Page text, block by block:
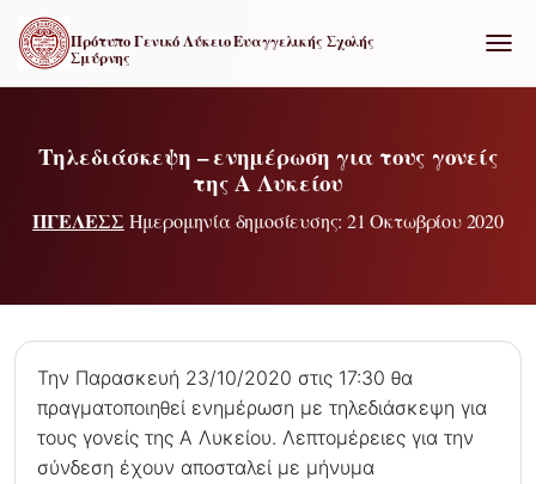
Πρότυπο Γενικό Λύκειο Ευαγγελικής Σχολής
Σμύρνης
Τηλεδιάσκεψη – ενημέρωση για τους γονείς
της Α Λυκείου
ΠΓΕΛΕΣΣ Ημερομηνία δημοσίευσης: 21 Οκτωβρίου 2020
Την Παρασκευή 23/10/2020 στις 17:30 θα
πραγματοποιηθεί ενημέρωση με τηλεδιάσκεψη για
τους γονείς της Α Λυκείου. Λεπτομέρειες για την
σύνδεση έχουν αποσταλεί με μήνυμα